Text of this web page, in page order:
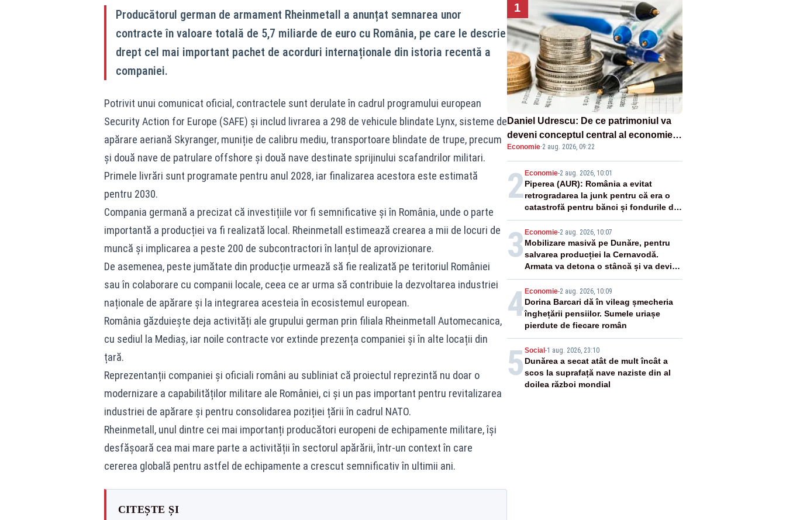
Producătorul german de armament Rheinmetall a anunțat semnarea unor
contracte în valoare totală de 5,7 miliarde de euro cu România, pe care le descrie
drept cel mai important pachet de acorduri internaționale din istoria recentă a
companiei.
Potrivit unui comunicat oficial, contractele sunt derulate în cadrul programului european
Security Action for Europe (SAFE) și includ livrarea a 298 de vehicule blindate Lynx, sisteme de
apărare aeriană Skyranger, muniție de calibru mediu, transportoare blindate de trupe, precum
și două nave de patrulare offshore și două nave destinate sprijinului scafandrilor militari.
Primele livrări sunt programate pentru anul 2028, iar finalizarea acestora este estimată
pentru 2030.
Compania germană a precizat că investițiile vor fi semnificative și în România, unde o parte
importantă a producției va fi realizată local. Rheinmetall estimează crearea a mii de locuri de
muncă și implicarea a peste 200 de subcontractori în lanțul de aprovizionare.
De asemenea, peste jumătate din producție urmează să fie realizată pe teritoriul României
sau în colaborare cu companii locale, ceea ce ar urma să contribuie la dezvoltarea industriei
naționale de apărare și la integrarea acesteia în ecosistemul european.
România găzduiește deja activități ale grupului german prin filiala Rheinmetall Automecanica,
cu sediul la Mediaș, iar noile contracte vor extinde prezența companiei și în alte locații din
țară.
Reprezentanții companiei și oficiali români au subliniat că proiectul reprezintă nu doar o
modernizare a capabilităților militare ale României, ci și un pas important pentru revitalizarea
industriei de apărare și pentru consolidarea poziției țării în cadrul NATO.
Rheinmetall, unul dintre cei mai importanți producători europeni de echipamente militare, își
desfășoară cea mai mare parte a activității în sectorul apărării, într-un context în care
cererea globală pentru astfel de echipamente a crescut semnificativ în ultimii ani.
CITEȘTE ȘI
1
Daniel Udrescu: De ce patrimoniul va
deveni conceptul central al economiei
viitoare?
Economie·2 aug. 2026, 09:22
2 Economie-2 aug. 2026, 10:01
Piperea (AUR): România a evitat
retrogradarea la junk pentru că era o
catastrofă pentru bănci și fondurile de
pensii
3 Economie-2 aug. 2026, 10:07
Mobilizare masivă pe Dunăre, pentru
salvarea producției la Cernavodă.
Armata va detona o stâncă și va devia
apa fluviului - IMAGINI AERIENE
4 Economie-2 aug. 2026, 10:09
Dorina Barcari dă în vileag șmecheria
înghețării pensiilor. Sumele uriașe
pierdute de fiecare român
5 Social -1 aug. 2026, 23:10
Dunărea a secat atât de mult încât a
scos la suprafață nave naziste din al
doilea război mondial